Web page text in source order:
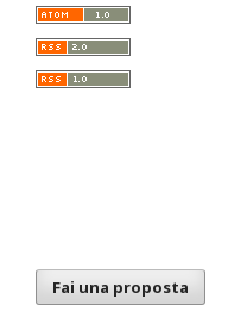
Fai una proposta